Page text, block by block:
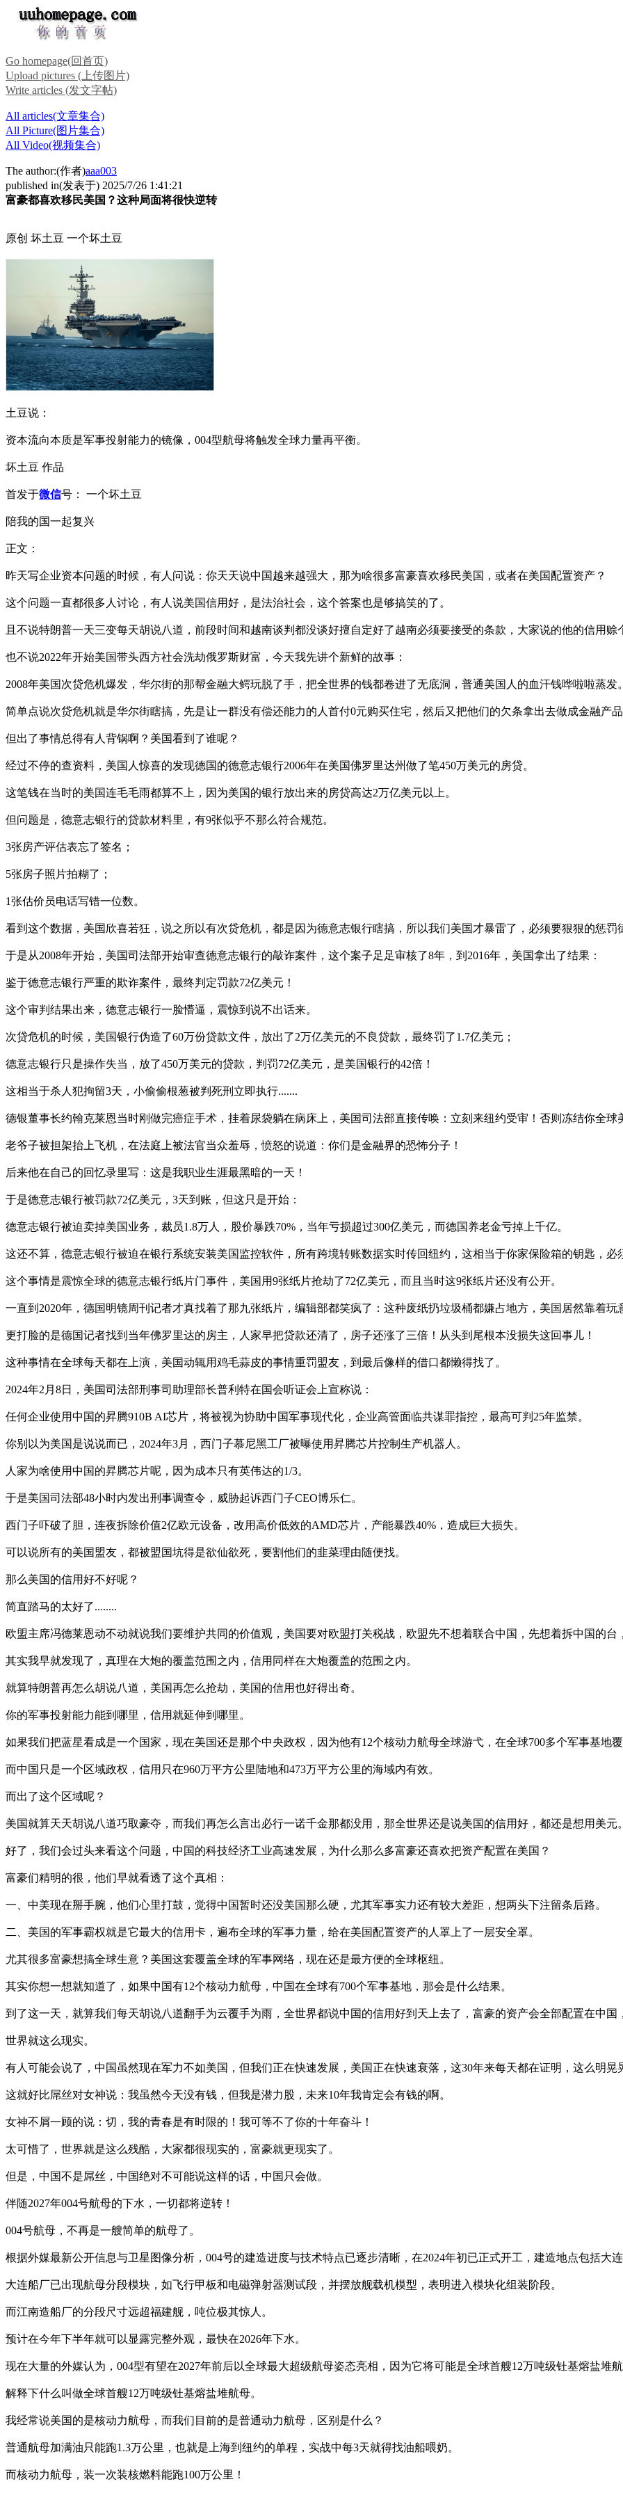
Go homepage(回首页)
Upload pictures (上传图片)
Write articles (发文字帖)
All articles(文章集合)
All Picture(图片集合)
All Video(视频集合)
The author:(作者)aaa003
published in(发表于) 2025/7/26 1:41:21
富豪都喜欢移民美国？这种局面将很快逆转
原创 坏土豆 一个坏土豆
土豆说：
资本流向本质是军事投射能力的镜像，004型航母将触发全球力量再平衡。
坏土豆 作品
首发于微信号： 一个坏土豆
陪我的国一起复兴
正文：
昨天写企业资本问题的时候，有人问说：你天天说中国越来越强大，那为啥很多富豪喜欢移民美国，或者在美国配置资产？
这个问题一直都很多人讨论，有人说美国信用好，是法治社会，这个答案也是够搞笑的了。
且不说特朗普一天三变每天胡说八道，前段时间和越南谈判都没谈好擅自定好了越南必须要接受的条款，大家说的他的信用赊
也不说2022年开始美国带头西方社会洗劫俄罗斯财富，今天我先讲个新鲜的故事：
2008年美国次贷危机爆发，华尔街的那帮金融大鳄玩脱了手，把全世界的钱都卷进了无底洞，普通美国人的血汗钱哗啦啦蒸发。
简单点说次贷危机就是华尔街瞎搞，先是让一群没有偿还能力的人首付0元购买住宅，然后又把他们的欠条拿出去做成金融产
但出了事情总得有人背锅啊？美国看到了谁呢？
经过不停的查资料，美国人惊喜的发现德国的德意志银行2006年在美国佛罗里达州做了笔450万美元的房贷。
这笔钱在当时的美国连毛毛雨都算不上，因为美国的银行放出来的房贷高达2万亿美元以上。
但问题是，德意志银行的贷款材料里，有9张似乎不那么符合规范。
3张房产评估表忘了签名；
5张房子照片拍糊了；
1张估价员电话写错一位数。
看到这个数据，美国欣喜若狂，说之所以有次贷危机，都是因为德意志银行瞎搞，所以我们美国才暴雷了，必须要狠狠的惩罚
于是从2008年开始，美国司法部开始审查德意志银行的敲诈案件，这个案子足足审核了8年，到2016年，美国拿出了结果：
鉴于德意志银行严重的欺诈案件，最终判定罚款72亿美元！
这个审判结果出来，德意志银行一脸懵逼，震惊到说不出话来。
次贷危机的时候，美国银行伪造了60万份贷款文件，放出了2万亿美元的不良贷款，最终罚了1.7亿美元；
德意志银行只是操作失当，放了450万美元的贷款，判罚72亿美元，是美国银行的42倍！
这相当于杀人犯拘留3天，小偷偷根葱被判死刑立即执行.......
德银董事长约翰克莱恩当时刚做完癌症手术，挂着尿袋躺在病床上，美国司法部直接传唤：立刻来纽约受审！否则冻结你全球
老爷子被担架抬上飞机，在法庭上被法官当众羞辱，愤怒的说道：你们是金融界的恐怖分子！
后来他在自己的回忆录里写：这是我职业生涯最黑暗的一天！
于是德意志银行被罚款72亿美元，3天到账，但这只是开始：
德意志银行被迫卖掉美国业务，裁员1.8万人，股价暴跌70%，当年亏损超过300亿美元，而德国养老金亏掉上千亿。
这还不算，德意志银行被迫在银行系统安装美国监控软件，所有跨境转账数据实时传回纽约，这相当于你家保险箱的钥匙，必
这个事情是震惊全球的德意志银行纸片门事件，美国用9张纸片抢劫了72亿美元，而且当时这9张纸片还没有公开。
一直到2020年，德国明镜周刊记者才真找着了那九张纸片，编辑部都笑疯了：这种废纸扔垃圾桶都嫌占地方，美国居然靠着玩
更打脸的是德国记者找到当年佛罗里达的房主，人家早把贷款还清了，房子还涨了三倍！从头到尾根本没损失这回事儿！
这种事情在全球每天都在上演，美国动辄用鸡毛蒜皮的事情重罚盟友，到最后像样的借口都懒得找了。
2024年2月8日，美国司法部刑事司助理部长普利特在国会听证会上宣称说：
任何企业使用中国的昇腾910B AI芯片，将被视为协助中国军事现代化，企业高管面临共谋罪指控，最高可判25年监禁。
你别以为美国是说说而已，2024年3月，西门子慕尼黑工厂被曝使用昇腾芯片控制生产机器人。
人家为啥使用中国的昇腾芯片呢，因为成本只有英伟达的1/3。
于是美国司法部48小时内发出刑事调查令，威胁起诉西门子CEO博乐仁。
西门子吓破了胆，连夜拆除价值2亿欧元设备，改用高价低效的AMD芯片，产能暴跌40%，造成巨大损失。
可以说所有的美国盟友，都被盟国坑得是欲仙欲死，要割他们的韭菜理由随便找。
那么美国的信用好不好呢？
简直踏马的太好了........
欧盟主席冯德莱恩动不动就说我们要维护共同的价值观，美国要对欧盟打关税战，欧盟先不想着联合中国，先想着拆中国的台
其实我早就发现了，真理在大炮的覆盖范围之内，信用同样在大炮覆盖的范围之内。
就算特朗普再怎么胡说八道，美国再怎么抢劫，美国的信用也好得出奇。
你的军事投射能力能到哪里，信用就延伸到哪里。
如果我们把蓝星看成是一个国家，现在美国还是那个中央政权，因为他有12个核动力航母全球游弋，在全球700多个军事基地
而中国只是一个区域政权，信用只在960万平方公里陆地和473万平方公里的海域内有效。
而出了这个区域呢？
美国就算天天胡说八道巧取豪夺，而我们再怎么言出必行一诺千金那都没用，那全世界还是说美国的信用好，都还是想用美元。
好了，我们会过头来看这个问题，中国的科技经济工业高速发展，为什么那么多富豪还喜欢把资产配置在美国？
富豪们精明的很，他们早就看透了这个真相：
一、中美现在掰手腕，他们心里打鼓，觉得中国暂时还没美国那么硬，尤其军事实力还有较大差距，想两头下注留条后路。
二、美国的军事霸权就是它最大的信用卡，遍布全球的军事力量，给在美国配置资产的人罩上了一层安全罩。
尤其很多富豪想搞全球生意？美国这套覆盖全球的军事网络，现在还是最方便的全球枢纽。
其实你想一想就知道了，如果中国有12个核动力航母，中国在全球有700个军事基地，那会是什么结果。
到了这一天，就算我们每天胡说八道翻手为云覆手为雨，全世界都说中国的信用好到天上去了，富豪的资产会全部配置在中国
世界就这么现实。
有人可能会说了，中国虽然现在军力不如美国，但我们正在快速发展，美国正在快速衰落，这30年来每天都在证明，这么明晃
这就好比屌丝对女神说：我虽然今天没有钱，但我是潜力股，未来10年我肯定会有钱的啊。
女神不屑一顾的说：切，我的青春是有时限的！我可等不了你的十年奋斗！
太可惜了，世界就是这么残酷，大家都很现实的，富豪就更现实了。
但是，中国不是屌丝，中国绝对不可能说这样的话，中国只会做。
伴随2027年004号航母的下水，一切都将逆转！
004号航母，不再是一艘简单的航母了。
根据外媒最新公开信息与卫星图像分析，004号的建造进度与技术特点已逐步清晰，在2024年初已正式开工，建造地点包括大
大连船厂已出现航母分段模块，如飞行甲板和电磁弹射器测试段，并摆放舰载机模型，表明进入模块化组装阶段。
而江南造船厂的分段尺寸远超福建舰，吨位极其惊人。
预计在今年下半年就可以显露完整外观，最快在2026年下水。
现在大量的外媒认为，004型有望在2027年前后以全球最大超级航母姿态亮相，因为它将可能是全球首艘12万吨级钍基熔盐堆
解释下什么叫做全球首艘12万吨级钍基熔盐堆航母。
我经常说美国的是核动力航母，而我们目前的是普通动力航母，区别是什么？
普通航母加满油只能跑1.3万公里，也就是上海到纽约的单程，实战中每3天就得找油船喂奶。
而核动力航母，装一次装核燃料能跑100万公里！